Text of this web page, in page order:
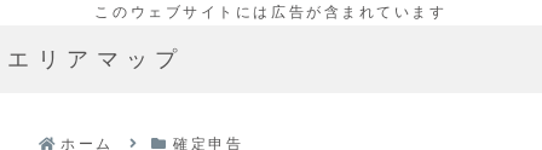
エリアマップ
ホーム 確定申告